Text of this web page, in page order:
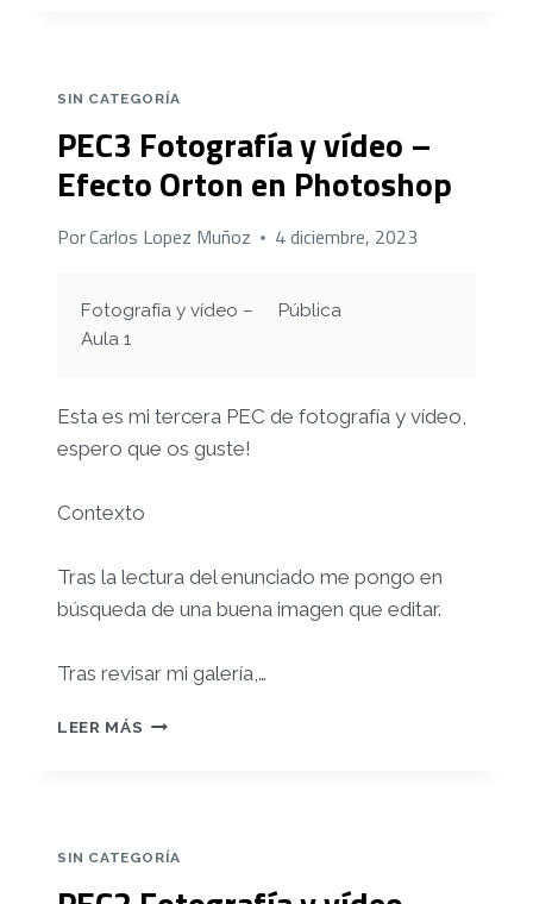
DEPORTES
GUERRA
SIN CATEGORÍA
PEC3 Fotografía y vídeo –
Efecto Orton en Photoshop
PorCarlos Lopez Muñoz 4 diciembre, 2023
Fotografía y vídeo –
Aula 1
Pública
Esta es mi tercera PEC de fotografía y vídeo,
espero que os guste!
Contexto
Tras la lectura del enunciado me pongo en
búsqueda de una buena imagen que editar.
Tras revisar mi galería,…
LEER MÁS PEC3
EFECTO
EN
SIN CATEGORÍA